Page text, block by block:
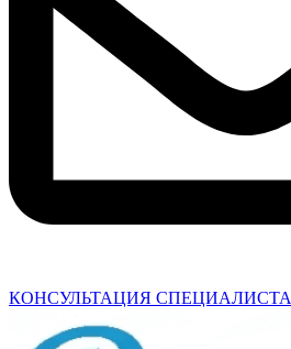
КОНСУЛЬТАЦИЯ СПЕЦИАЛИСТА